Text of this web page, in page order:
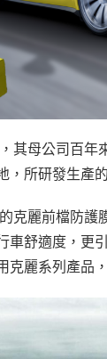
其母公司百
，所研發生產
克麗前檔防
車舒適度，更
麗系列產品